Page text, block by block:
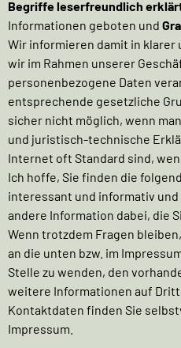
Begriffe leserfreundlich
Informationen geboten und
Wir informieren damit in klarer
wir im Rahmen unserer
personenbezogene Daten
entsprechende gesetzliche
sicher nicht möglich, wenn
und juristisch-technische
Internet oft Standard sind,
Ich hoffe, Sie finden die
interessant und informativ
andere Information dabei, die
Wenn trotzdem Fragen
an die unten bzw. im
Stelle zu wenden, den
weitere Informationen auf
Kontaktdaten finden Sie
Impressum.